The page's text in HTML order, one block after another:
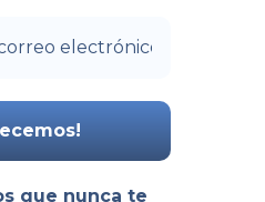
que nunca te